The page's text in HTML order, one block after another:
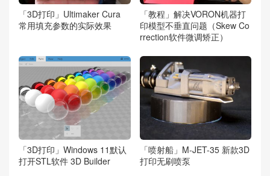
「3D打印」Ultimaker Cura
常用填充参数的实际效果
「教程」解决VORON机器打
印模型不垂直问题（Skew Co
rrection软件微调矫正）
「3D打印」Windows 11默认
打开STL软件 3D Builder
「喷射船」M-JET-35 新款3D
打印无刷喷泵